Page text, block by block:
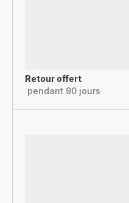
Retour offert
pendant 90 jours